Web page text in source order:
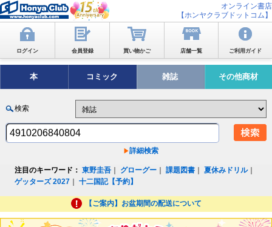
オンライン書店
【ホンヤクラブドットコム】
ログイン 会員登録 買い物かご 店舗一覧 ご利用ガイド
本 コミック 雑誌 その他商材
検索
詳細検索
注目のキーワード： 東野圭吾 グローグー ｜課題図書 ｜夏休みドリル｜
ゲッターズ 2027 ｜十二国記【予約】
【ご案内】お盆期間の配送について